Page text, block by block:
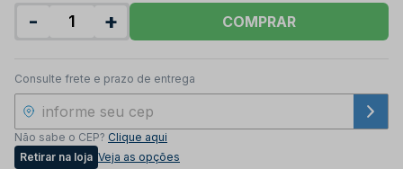
- + COMPRAR
Consulte frete e prazo de entrega
Não sabe o CEP? Clique aqui
Retirar na loja Veja as opções